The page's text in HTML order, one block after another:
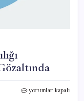
Düzce’de
yorumlar kapalı